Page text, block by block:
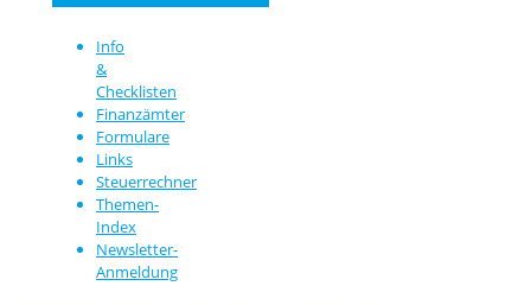
Info
&
Checklisten
Finanzämter
Formulare
Links
Steuerrechner
Themen-
Index
Newsletter-
Anmeldung